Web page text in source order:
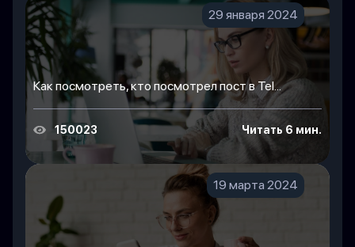
29 января 2024
Как посмотреть, кто посмотрел пост в Tel...
150023 Читать 6 мин.
19 марта 2024